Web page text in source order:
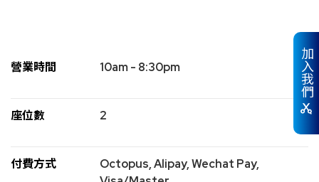
加入我們
營業時間 10am - 8:30pm
座位數 2
付費方式
Octopus, Alipay, Wechat Pay,